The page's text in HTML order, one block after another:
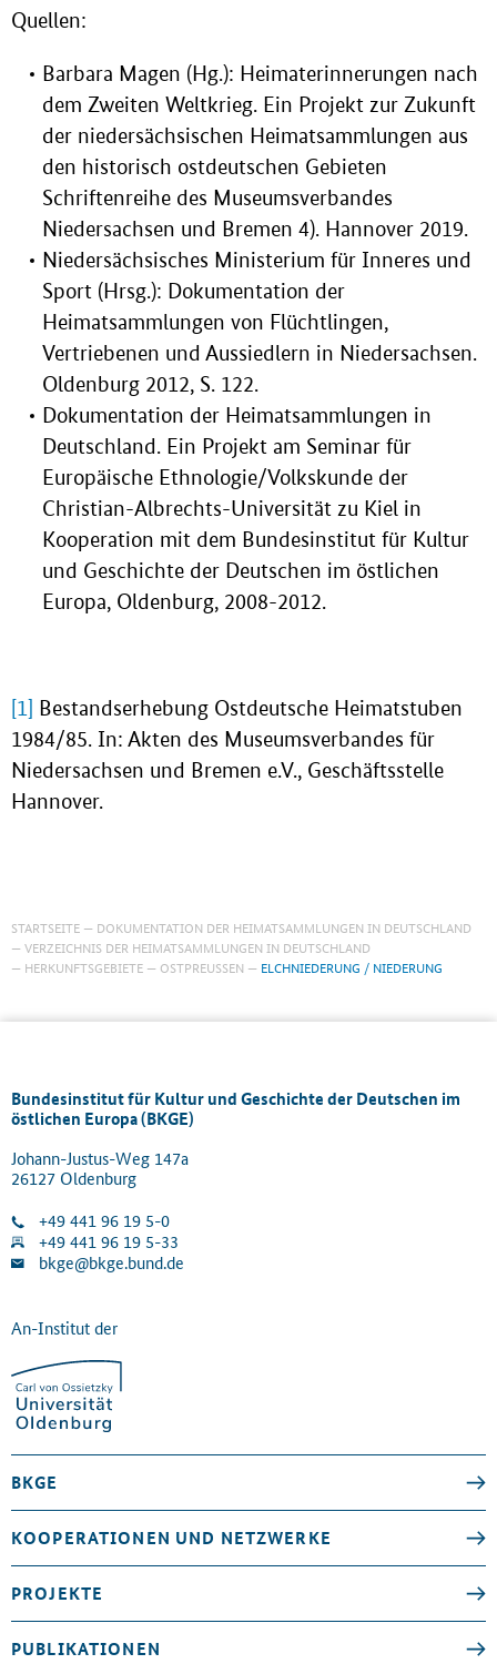
Quellen:
Barbara Magen (Hg.): Heimaterinnerungen nach
dem Zweiten Weltkrieg. Ein Projekt zur Zukunft
der niedersächsischen Heimatsammlungen aus
den historisch ostdeutschen Gebieten
Schriftenreihe des Museumsverbandes
Niedersachsen und Bremen 4). Hannover 2019.
Niedersächsisches Ministerium für Inneres und
Sport (Hrsg.): Dokumentation der
Heimatsammlungen von Flüchtlingen,
Vertriebenen und Aussiedlern in Niedersachsen.
Oldenburg 2012, S. 122.
Dokumentation der Heimatsammlungen in
Deutschland. Ein Projekt am Seminar für
Europäische Ethnologie/Volkskunde der
Christian-Albrechts-Universität zu Kiel in
Kooperation mit dem Bundesinstitut für Kultur
und Geschichte der Deutschen im östlichen
Europa, Oldenburg, 2008-2012.
[1] Bestandserhebung Ostdeutsche Heimatstuben
1984/85. In: Akten des Museumsverbandes für
Niedersachsen und Bremen e.V., Geschäftsstelle
Hannover.
STARTSEITE
DOKUMENTATION DER HEIMATSAMMLUNGEN IN DEUTSCHLAND
VERZEICHNIS DER HEIMATSAMMLUNGEN IN DEUTSCHLAND
HERKUNFTSGEBIETE
OSTPREUSSEN ELCHNIEDERUNG / NIEDERUNG
Bundesinstitut für Kultur und Geschichte der Deutschen im
östlichen Europa (BKGE)
Johann-Justus-Weg 147a
26127 Oldenburg
+49 441 96 19 5-0
+49 441 96 19 5-33
bkge@bkge.bund.de
An-Institut der
BKGE
KOOPERATIONEN UND NETZWERKE
PROJEKTE
PUBLIKATIONEN